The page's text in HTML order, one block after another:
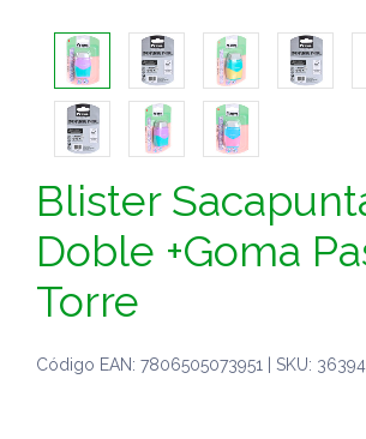
Blister
Doble +Goma
Torre
Código EAN: 7806505073951 | SKU: 36394